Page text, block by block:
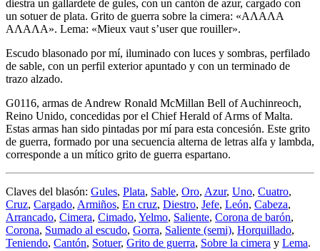
diestra un gallardete de gules, con un cantón de azur, cargado con
un sotuer de plata. Grito de guerra sobre la cimera: «ΑΛΑΛΑ
ΑΛΑΛΑ». Lema: «Mieux vaut s’user que rouiller».
Escudo blasonado por mí, iluminado con luces y sombras, perfilado
de sable, con un perfil exterior apuntado y con un terminado de
trazo alzado.
G0116, armas de Andrew Ronald McMillan Bell of Auchinreoch,
Reino Unido, concedidas por el Chief Herald of Arms of Malta.
Estas armas han sido pintadas por mí para esta concesión. Este grito
de guerra, formado por una secuencia alterna de letras alfa y lambda,
corresponde a un mítico grito de guerra espartano.
Claves del blasón: Gules, Plata, Sable, Oro, Azur, Uno, Cuatro,
Cruz, Cargado, Armiños, En cruz, Diestro, Jefe, León, Cabeza,
Arrancado, Cimera, Cimado, Yelmo, Saliente, Corona de barón,
Corona, Sumado al escudo, Gorra, Saliente (semi), Horquillado,
Teniendo, Cantón, Sotuer, Grito de guerra, Sobre la cimera y Lema.